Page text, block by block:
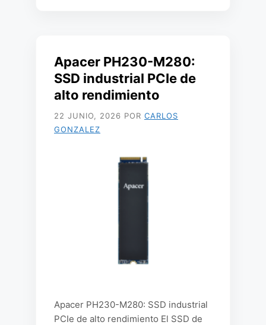
Apacer PH230-M280:
SSD industrial PCIe de
alto rendimiento
22 JUNIO, 2026 POR CARLOS
GONZALEZ
Apacer PH230-M280: SSD industrial
PCIe de alto rendimiento El SSD de